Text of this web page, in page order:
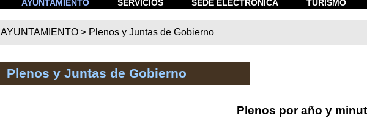
AYUNTAMIENTO SERVICIOS SEDE ELECTRÓNICA TURISMO
AYUNTAMIENTO > Plenos y Juntas de Gobierno
Plenos y Juntas de Gobierno
Plenos por año y